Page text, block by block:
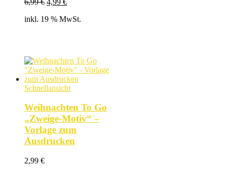
war:
ist:
inkl. 19 % MwSt.
Schnellansicht
Weihnachten To Go
„Zweige-Motiv“ –
Vorlage zum
Ausdrucken
2,99 €